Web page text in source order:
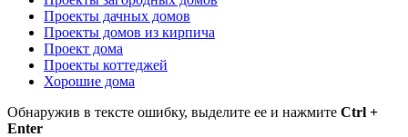
Проекты дачных домов
Проекты домов из кирпича
Проект дома
Проекты коттеджей
Хорошие дома
Обнаружив в тексте ошибку, выделите ее и нажмите Ctrl +
Enter